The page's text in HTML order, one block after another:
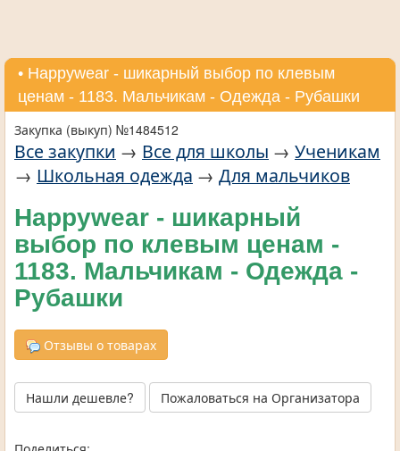
• Нappywear - шикарный выбор по клевым
ценам - 1183. Мальчикам - Одежда - Рубашки
Закупка (выкуп) №1484512
Все закупки → Все для школы → Ученикам
→ Школьная одежда → Для мальчиков
Нappywear - шикарный
выбор по клевым ценам -
1183. Мальчикам - Одежда -
Рубашки
Отзывы о товарах
Нашли дешевле? Пожаловаться на Организатора